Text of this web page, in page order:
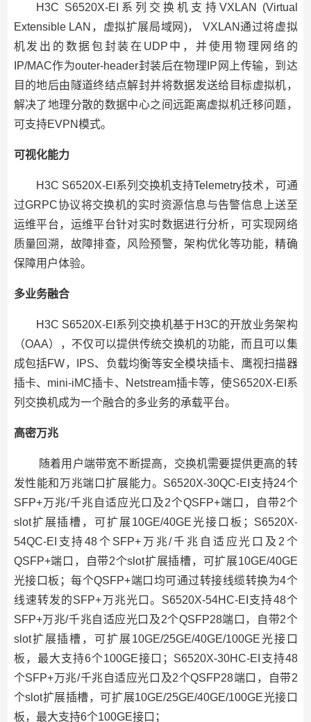
H3C S6520X-EI系列交换机支持VXLAN (Virtual
Extensible LAN，虚拟扩展局域网)， VXLAN通过将虚拟
机发出的数据包封装在UDP中，并使用物理网络的
IP/MAC作为outer-header封装后在物理IP网上传输，到达
目的地后由隧道终结点解封并将数据发送给目标虚拟机，
解决了地理分散的数据中心之间远距离虚拟机迁移问题，
可支持EVPN模式。
可视化能力
H3C S6520X-EI系列交换机支持Telemetry技术，可通
过GRPC协议将交换机的实时资源信息与告警信息上送至
运维平台，运维平台针对实时数据进行分析，可实现网络
质量回溯，故障排查，风险预警，架构优化等功能，精确
保障用户体验。
多业务融合
H3C S6520X-EI系列交换机基于H3C的开放业务架构
（OAA），不仅可以提供传统交换机的功能，而且可以集
成包括FW，IPS、负载均衡等安全模块插卡、鹰视扫描器
插卡、mini-iMC插卡、Netstream插卡等，使S6520X-EI系
列交换机成为一个融合的多业务的承载平台。
高密万兆
随着用户端带宽不断提高，交换机需要提供更高的转
发性能和万兆端口扩展能力。S6520X-30QC-EI支持24个
SFP+万兆/千兆自适应光口及2个QSFP+端口，自带2个
slot扩展插槽，可扩展10GE/40GE光接口板；S6520X-
54QC-EI支持48个SFP+万兆/千兆自适应光口及2个
QSFP+端口，自带2个slot扩展插槽，可扩展10GE/40GE
光接口板；每个QSFP+端口均可通过转接线缆转换为4个
线速转发的SFP+万兆光口。S6520X-54HC-EI支持48个
SFP+万兆/千兆自适应光口及2个QSFP28端口，自带2个
slot扩展插槽，可扩展10GE/25GE/40GE/100GE光接口
板，最大支持6个100GE接口；S6520X-30HC-EI支持48
个SFP+万兆/千兆自适应光口及2个QSFP28端口，自带2
个slot扩展插槽，可扩展10GE/25GE/40GE/100GE光接口
板，最大支持6个100GE接口；